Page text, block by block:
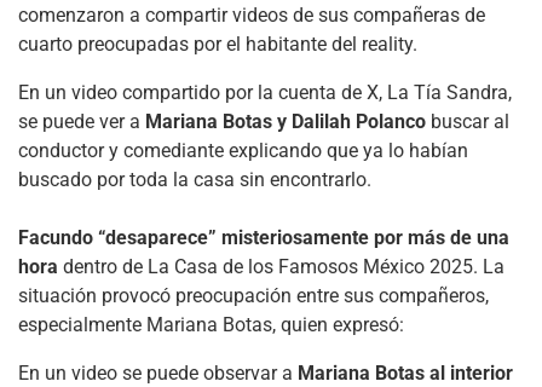
comenzaron a compartir videos de sus compañeras de
cuarto preocupadas por el habitante del reality.
En un video compartido por la cuenta de X, La Tía Sandra,
se puede ver a Mariana Botas y Dalilah Polanco buscar al
conductor y comediante explicando que ya lo habían
buscado por toda la casa sin encontrarlo.
Facundo “desaparece” misteriosamente por más de una
hora dentro de La Casa de los Famosos México 2025. La
situación provocó preocupación entre sus compañeros,
especialmente Mariana Botas, quien expresó:
En un video se puede observar a Mariana Botas al interior